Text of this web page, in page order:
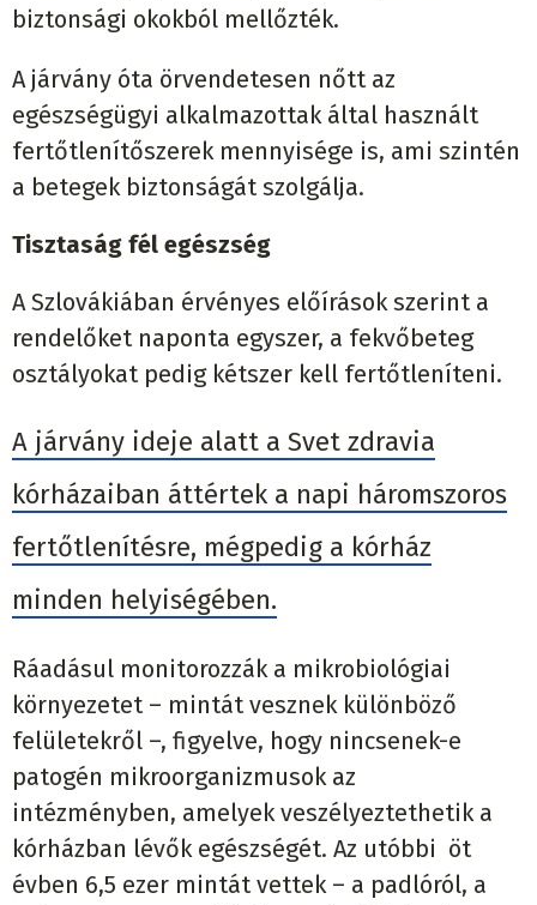
biztonsági okokból mellőzték.
A járvány óta örvendetesen nőtt az
egészségügyi alkalmazottak által használt
fertőtlenítőszerek mennyisége is, ami szintén
a betegek biztonságát szolgálja.
Tisztaság fél egészség
A Szlovákiában érvényes előírások szerint a
rendelőket naponta egyszer, a fekvőbeteg
osztályokat pedig kétszer kell fertőtleníteni.
A járvány ideje alatt a Svet zdravia
kórházaiban áttértek a napi háromszoros
fertőtlenítésre, mégpedig a kórház
minden helyiségében.
Ráadásul monitorozzák a mikrobiológiai
környezetet – mintát vesznek különböző
felületekről –, figyelve, hogy nincsenek-e
patogén mikroorganizmusok az
intézményben, amelyek veszélyeztethetik a
kórházban lévők egészségét. Az utóbbi öt
évben 6,5 ezer mintát vettek – a padlóról, a